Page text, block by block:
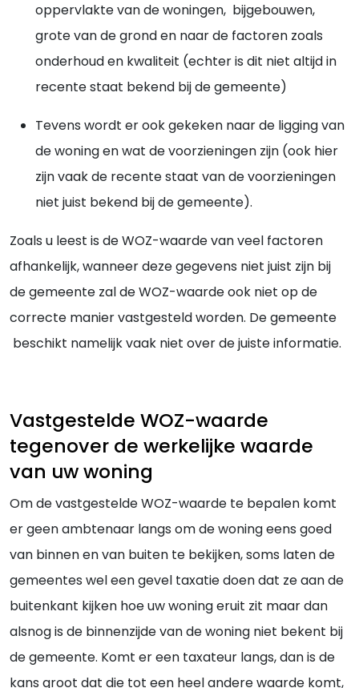
oppervlakte van de woningen, bijgebouwen,
grote van de grond en naar de factoren zoals
onderhoud en kwaliteit (echter is dit niet altijd in
recente staat bekend bij de gemeente)
Tevens wordt er ook gekeken naar de ligging van
de woning en wat de voorzieningen zijn (ook hier
zijn vaak de recente staat van de voorzieningen
niet juist bekend bij de gemeente).
Zoals u leest is de WOZ-waarde van veel factoren
afhankelijk, wanneer deze gegevens niet juist zijn bij
de gemeente zal de WOZ-waarde ook niet op de
correcte manier vastgesteld worden. De gemeente
beschikt namelijk vaak niet over de juiste informatie.
Vastgestelde WOZ-waarde
tegenover de werkelijke waarde
van uw woning
Om de vastgestelde WOZ-waarde te bepalen komt
er geen ambtenaar langs om de woning eens goed
van binnen en van buiten te bekijken, soms laten de
gemeentes wel een gevel taxatie doen dat ze aan de
buitenkant kijken hoe uw woning eruit zit maar dan
alsnog is de binnenzijde van de woning niet bekent bij
de gemeente. Komt er een taxateur langs, dan is de
kans groot dat die tot een heel andere waarde komt,